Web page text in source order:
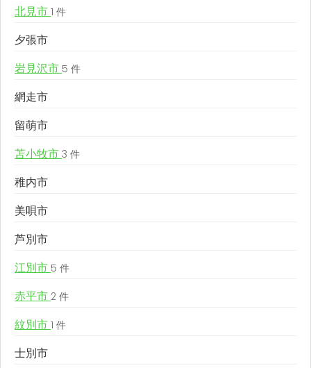
北見市 1 件
夕張市
岩見沢市 5 件
網走市
留萌市
苫小牧市 3 件
稚内市
美唄市
芦別市
江別市 5 件
赤平市 2 件
紋別市 1 件
士別市